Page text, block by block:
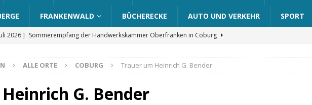
FRANKENWALD BÜCHERECKE AUTO UND VERKEHR SPORT
2026 ] Sommerempfang der Handwerkskammer Oberfranken in Coburg
2026 ] Ehrenring der Gemeinde Ahorn für Silvia Finzel
AHORN
2026 ]
Die Csárdásfürstin auf der Waldbühne Heldritt
ALLE ORTE COBURG Trauer um Heinrich G. Bender
G. Bender